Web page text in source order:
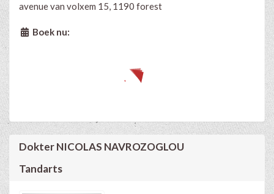
avenue van volxem 15, 1190 forest
Boek nu:
Dokter NICOLAS NAVROZOGLOU
Tandarts